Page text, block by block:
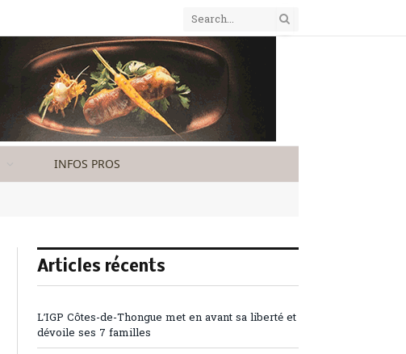
INFOS PROS
Articles récents
L’IGP Côtes-de-Thongue met en avant sa liberté et
dévoile ses 7 familles